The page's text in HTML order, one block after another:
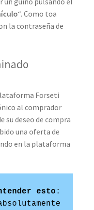
“. Como toa
la contraseña de
Forseti
al comprador
su deseo de compra
una oferta de
en la plataforma
esto :